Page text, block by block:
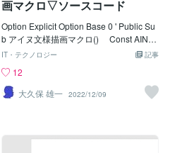
画マクロ▽ソースコード
Option Explicit Option Base 0 ' Public Su
b アイヌ文様描画マクロ() Const AINU
LEFT = 150 '描画開始位置Ｘ Cons
' Const AINUBZMG = -1.5 'ベジエ
曲線倍率 Const AINULNWT = 1
'輪郭線の太さ '---------------------------------
s Integer, intDyp As Integer Dim sngBB
記事
IT・テクノロジー
12
大久保 雄一 2022/12/09